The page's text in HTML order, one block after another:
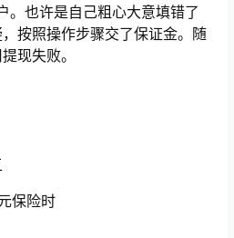
。也许是自己粗心大意填错了
按照操作步骤交了保证金。随
现失败。
保险时